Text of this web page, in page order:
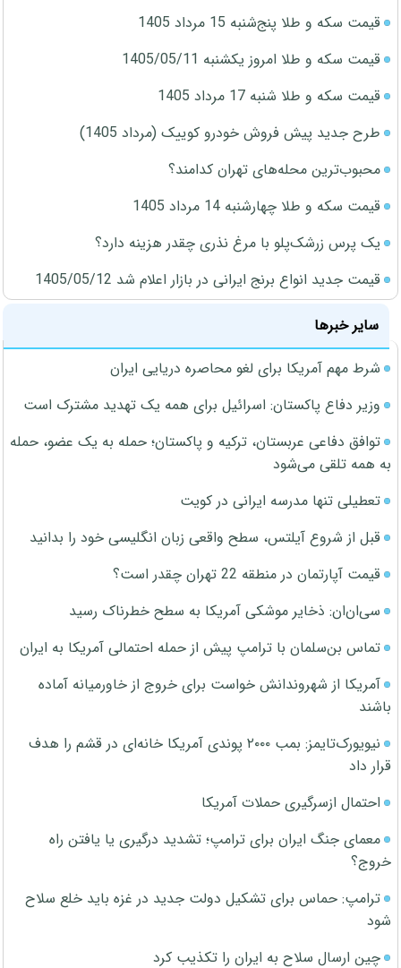
قیمت سکه و طلا پنج‌شنبه 15 مرداد 1405
قیمت سکه و طلا امروز یکشنبه 1405/05/11
قیمت سکه و طلا شنبه 17 مرداد 1405
طرح جدید پیش فروش خودرو کوییک (مرداد 1405)
محبوب‌ترین محله‌های تهران کدامند؟
قیمت سکه و طلا چهارشنبه 14 مرداد 1405
یک پرس زرشک‌پلو با مرغ نذری چقدر هزینه دارد؟
قیمت جدید انواع برنج ایرانی در بازار اعلام شد 1405/05/12
سایر خبرها
شرط مهم آمریکا برای لغو محاصره دریایی ایران
وزیر دفاع پاکستان: اسرائیل برای همه یک تهدید مشترک است
توافق دفاعی عربستان، ترکیه و پاکستان؛ حمله به یک عضو، حمله
به همه تلقی می‌شود
تعطیلی تنها مدرسه ایرانی در کویت
قبل از شروع آیلتس، سطح واقعی زبان انگلیسی خود را بدانید
قیمت آپارتمان در منطقه 22 تهران چقدر است؟
سی‌ان‌ان: ذخایر موشکی آمریکا به سطح خطرناک رسید
تماس بن‌سلمان با ترامپ پیش از حمله احتمالی آمریکا به ایران
آمریکا از شهروندانش خواست برای خروج از خاورمیانه آماده
باشند
نیویورک‌تایمز: بمب ۲۰۰۰ پوندی آمریکا خانه‌ای در قشم را هدف
قرار داد
احتمال ازسرگیری حملات آمریکا
معمای جنگ ایران برای ترامپ؛ تشدید درگیری یا یافتن راه
خروج؟
ترامپ: حماس برای تشکیل دولت جدید در غزه باید خلع سلاح
شود
چین ارسال سلاح به ایران را تکذیب کرد